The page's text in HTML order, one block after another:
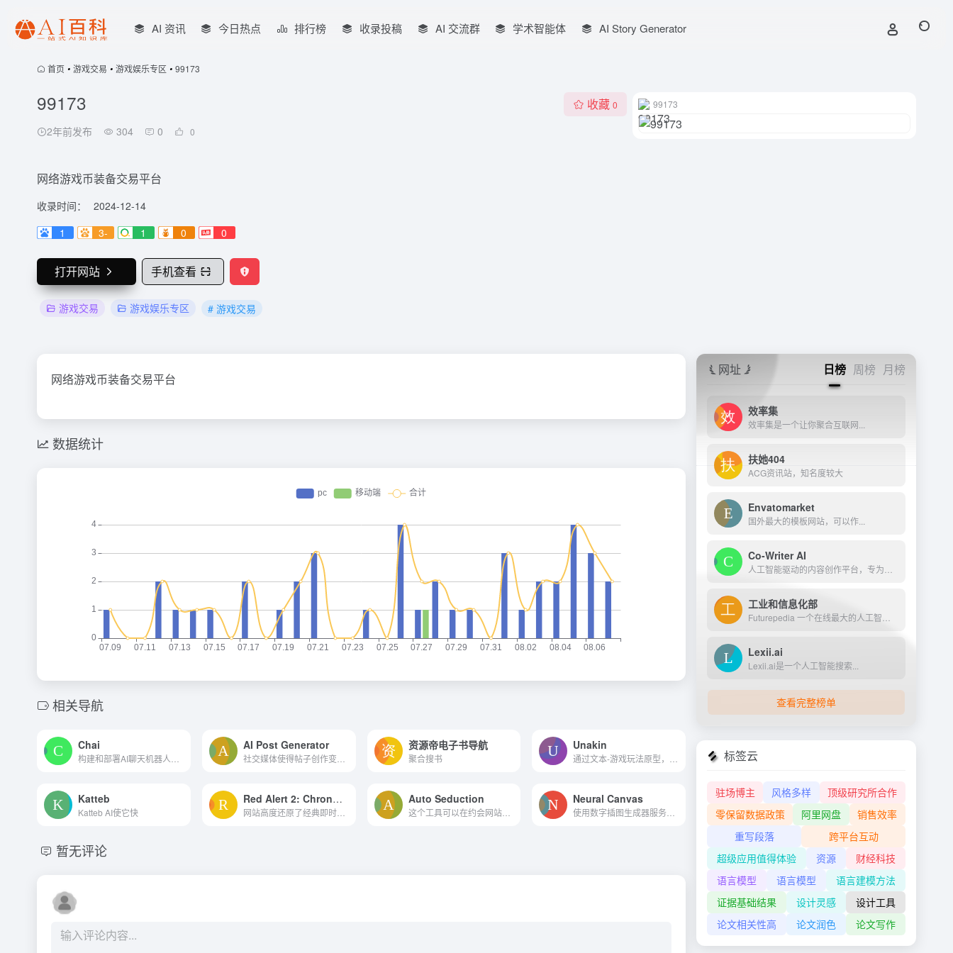
AI 资讯 今日热点 排行榜 收录投稿 AI 交流群 学术智能体 AI Story Generator
首页 • 游戏交易 • 游戏娱乐专区 • 99173
99173
2年前发布 304 0 0
收藏 0
网络游戏币装备交易平台
收录时间：
2024-12-14
1
3- 1 0 0
打开网站 手机查看
游戏交易 游戏娱乐专区 # 游戏交易
99173
网络游戏币装备交易平台
数据统计
相关导航
Chai AI Post Generator 资源帝电子书导航
聚合搜书
Unakin
Katteb
Katteb AI使它快
Red Alert 2: Chrono Divide
网站高度还原了经典即时战略...
Auto Seduction
这个工具可以在约会网站上自...
Neural Canvas
暂无评论
网址 日榜 周榜 月榜
效率集
效率集是一个让你聚合互联网...
扶她404
ACG资讯站，知名度较大
Envatomarket
国外最大的模板网站，可以作...
Co-Writer AI
工业和信息化部
Lexii.ai
Lexii.ai是一个人工智能搜索...
查看完整榜单
标签云
驻场博主 风格多样
顶级研究所合作
零保留数据政策
阿里网盘
销售效率
重写段落
跨平台互动
超级应用值得体验
资源
财经科技
语言模型
语言模型
语言建模方法
证据基础结果
设计灵感
设计工具
论文相关性高
论文润色 论文写作